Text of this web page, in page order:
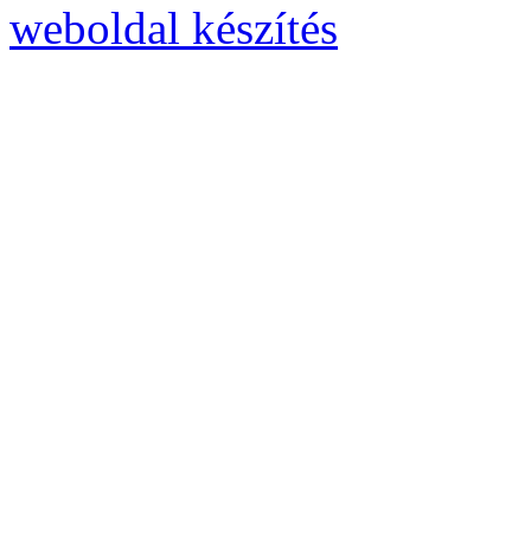
weboldal készítés